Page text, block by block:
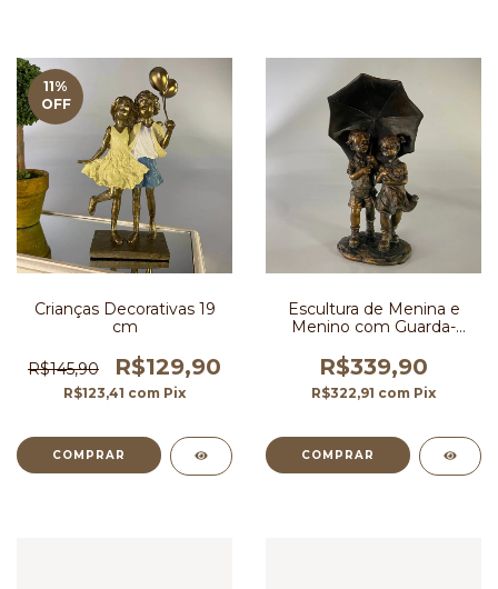
11%
OFF
Crianças Decorativas 19
cm
R$145,90 R$129,90
R$123,41 com Pix
Escultura de Menina e
Menino com Guarda-
R$339,90
R$322,91 com Pix